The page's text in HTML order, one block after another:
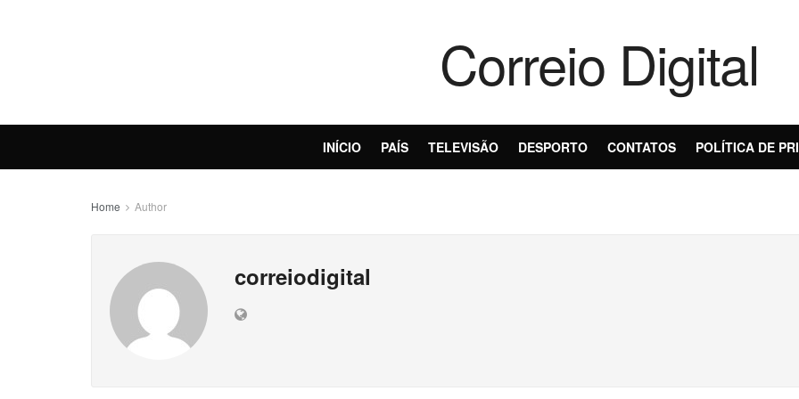
Correio Digital
INÍCIO PAÍS TELEVISÃO DESPORTO CONTATOS POLÍTICA DE
Home Author
correiodigital